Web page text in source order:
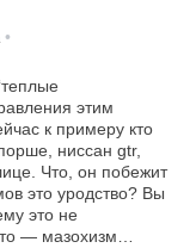
•
этим
к примеру кто
ниссан gtr,
Что, он побежит
это уродство? Вы
это не
— мазохизм…